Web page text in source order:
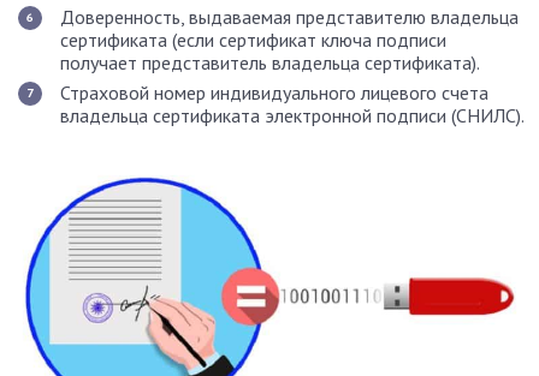
Доверенность, выдаваемая представителю владельца
сертификата (если сертификат ключа подписи
получает представитель владельца сертификата).
Страховой номер индивидуального лицевого счета
владельца сертификата электронной подписи (СНИЛС).